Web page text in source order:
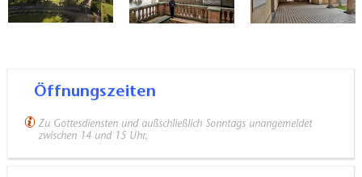
Öffnungszeiten
Zu Gottesdiensten und außschließlich Sonntags unangemeldet
zwischen 14 und 15 Uhr.